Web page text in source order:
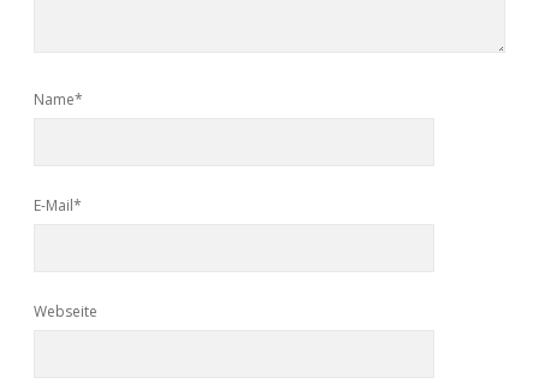
Name*
E-Mail*
Webseite